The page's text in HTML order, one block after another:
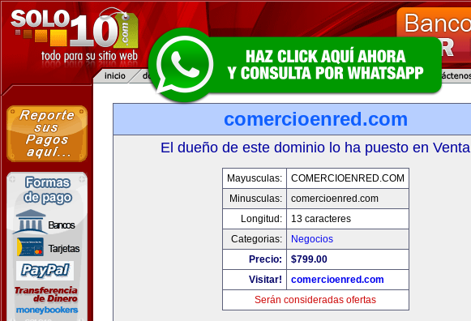
comercioenred.com
El dueño de este dominio lo ha puesto en Venta
Mayusculas:
COMERCIOENRED.COM
Minusculas:
comercioenred.com
Longitud:
13 caracteres
Categorias:
Negocios
Precio:
$799.00
Visitar!
comercioenred.com
Serán consideradas ofertas